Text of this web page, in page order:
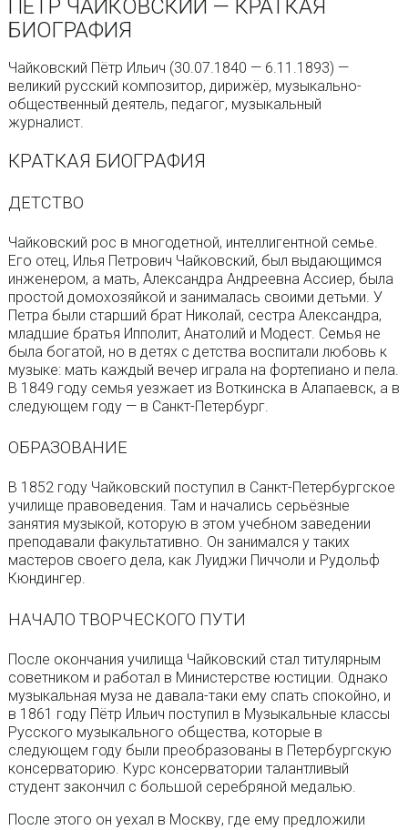
ПЕТР ЧАЙКОВСКИЙ — КРАТКАЯ
БИОГРАФИЯ
Чайковский Пётр Ильич (30.07.1840 — 6.11.1893) —
великий русский композитор, дирижёр, музыкально-
общественный деятель, педагог, музыкальный
журналист.
КРАТКАЯ БИОГРАФИЯ
ДЕТСТВО
Чайковский рос в многодетной, интеллигентной семье.
Его отец, Илья Петрович Чайковский, был выдающимся
инженером, а мать, Александра Андреевна Ассиер, была
простой домохозяйкой и занималась своими детьми. У
Петра были старший брат Николай, сестра Александра,
младшие братья Ипполит, Анатолий и Модест. Семья не
была богатой, но в детях с детства воспитали любовь к
музыке: мать каждый вечер играла на фортепиано и пела.
В 1849 году семья уезжает из Воткинска в Алапаевск, а в
следующем году — в Санкт-Петербург.
ОБРАЗОВАНИЕ
В 1852 году Чайковский поступил в Санкт-Петербургское
училище правоведения. Там и начались серьёзные
занятия музыкой, которую в этом учебном заведении
преподавали факультативно. Он занимался у таких
мастеров своего дела, как Луиджи Пиччоли и Рудольф
Кюндингер.
НАЧАЛО ТВОРЧЕСКОГО ПУТИ
После окончания училища Чайковский стал титулярным
советником и работал в Министерстве юстиции. Однако
музыкальная муза не давала-таки ему спать спокойно, и
в 1861 году Пётр Ильич поступил в Музыкальные классы
Русского музыкального общества, которые в
следующем году были преобразованы в Петербургскую
консерваторию. Курс консерватории талантливый
студент закончил с большой серебряной медалью.
После этого он уехал в Москву, где ему предложили